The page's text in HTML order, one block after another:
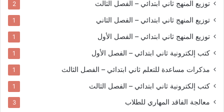
توزيع المنهج ثاني ابتدائي – الفصل الثالث 2
توزيع المنهج ثاني ابتدائي – الفصل الثاني 1
توزيع المنهج ثاني ابتدائي – الفصل الأول 1
كتب إلكترونية ثاني ابتدائي – الفصل الأول 1
مذكرات مساعدة للتعلم ثاني ابتدائي – الفصل الثالث 1
كتب إلكترونية ثاني ابتدائي – الفصل الثالث 1
معالجة الفاقد المهاري للطلاب 3